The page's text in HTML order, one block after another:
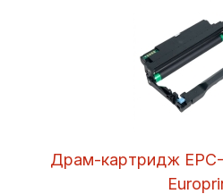
Драм-картридж EPC-